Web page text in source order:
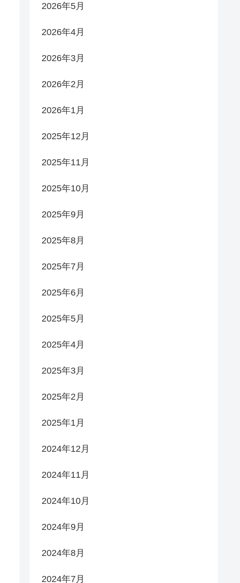
2026年5月
2026年4月
2026年3月
2026年2月
2026年1月
2025年12月
2025年11月
2025年10月
2025年9月
2025年8月
2025年7月
2025年6月
2025年5月
2025年4月
2025年3月
2025年2月
2025年1月
2024年12月
2024年11月
2024年10月
2024年9月
2024年8月
2024年7月